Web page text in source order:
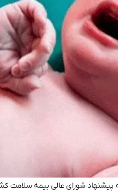
وزیران در جلسه 14 اردیبهشت 1405 و به پیشنهاد